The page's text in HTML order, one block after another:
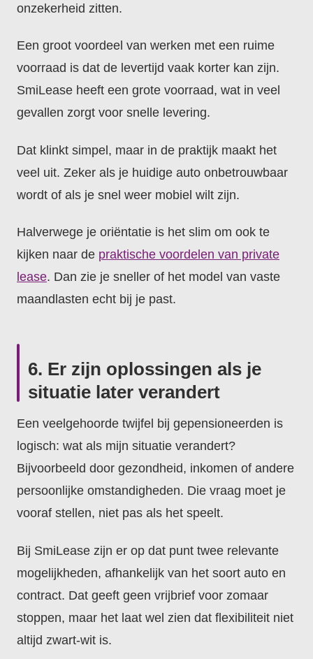
onzekerheid zitten.
Een groot voordeel van werken met een ruime
voorraad is dat de levertijd vaak korter kan zijn.
SmiLease heeft een grote voorraad, wat in veel
gevallen zorgt voor snelle levering.
Dat klinkt simpel, maar in de praktijk maakt het
veel uit. Zeker als je huidige auto onbetrouwbaar
wordt of als je snel weer mobiel wilt zijn.
Halverwege je oriëntatie is het slim om ook te
kijken naar de praktische voordelen van private
lease. Dan zie je sneller of het model van vaste
maandlasten echt bij je past.
6. Er zijn oplossingen als je
situatie later verandert
Een veelgehoorde twijfel bij gepensioneerden is
logisch: wat als mijn situatie verandert?
Bijvoorbeeld door gezondheid, inkomen of andere
persoonlijke omstandigheden. Die vraag moet je
vooraf stellen, niet pas als het speelt.
Bij SmiLease zijn er op dat punt twee relevante
mogelijkheden, afhankelijk van het soort auto en
contract. Dat geeft geen vrijbrief voor zomaar
stoppen, maar het laat wel zien dat flexibiliteit niet
altijd zwart-wit is.